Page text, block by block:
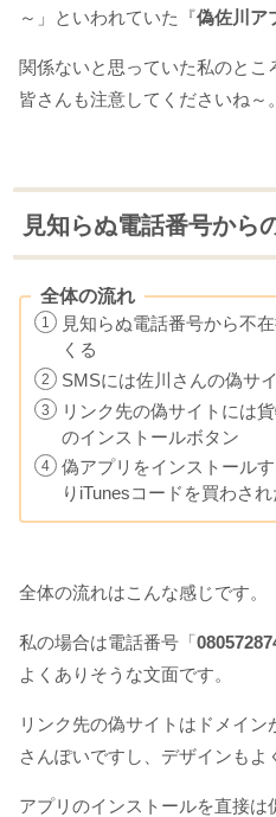
～」といわれていた『偽佐川ア
関係ないと思っていた私のとこ
皆さんも注意してくださいね～。
見知らぬ電話番号から
全体の流れ
見知らぬ電話番号から不
くる
SMSには佐川さんの偽サ
リンク先の偽サイトには
のインストールボタン
偽アプリをインストール
りiTunesコードを買わさ
全体の流れはこんな感じです。
私の場合は電話番号「
よくありそうな文面です。
リンク先の偽サイトはドメイン
さんぽいですし、デザインもよ
アプリのインストールを直接は